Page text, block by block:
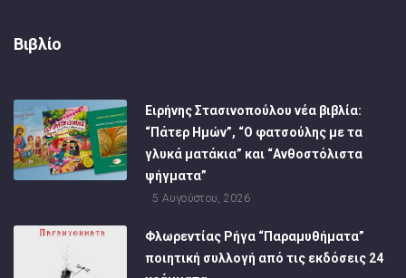
Βιβλίο
Ειρήνης Στασινοπούλου νέα βιβλία:
“Πάτερ Ημών”, “Ο φατσούλης με τα
γλυκά ματάκια” και “Ανθοστόλιστα
ψήγματα”
5 Αυγούστου, 2026
Φλωρεντίας Ρήγα “Παραμυθήματα”
ποιητική συλλογή από τις εκδόσεις 24